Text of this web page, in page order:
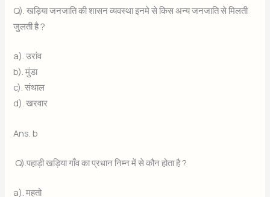
Q). खड़िया जनजाति की शासन व्यवस्था इनमे से किस अन्य जनजाति से मिलती
जुलती है ?
a). उरांव
b). मुंडा
c). संथाल
d). खरवार
Ans. b
Q).पहाड़ी खड़िया गाँव का प्रधान निम्न में से कौन होता है ?
a). महतो